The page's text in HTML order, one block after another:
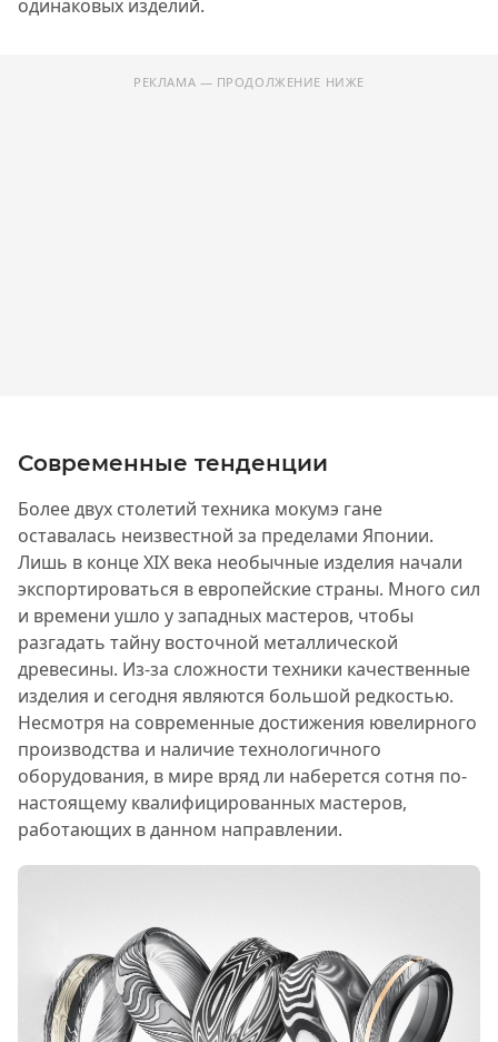
одинаковых изделий.
РЕКЛАМА — ПРОДОЛЖЕНИЕ НИЖЕ
Современные тенденции
Более двух столетий техника мокумэ гане
оставалась неизвестной за пределами Японии.
Лишь в конце XIX века необычные изделия начали
экспортироваться в европейские страны. Много сил
и времени ушло у западных мастеров, чтобы
разгадать тайну восточной металлической
древесины. Из-за сложности техники качественные
изделия и сегодня являются большой редкостью.
Несмотря на современные достижения ювелирного
производства и наличие технологичного
оборудования, в мире вряд ли наберется сотня по-
настоящему квалифицированных мастеров,
работающих в данном направлении.